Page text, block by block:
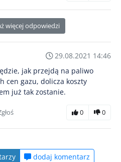
więcej odpowiedzi
29.08.2021 14:46
jak przejdą na paliwo
cen gazu, dolicza koszty
już tak zostanie.
0 0
dodaj komentarz